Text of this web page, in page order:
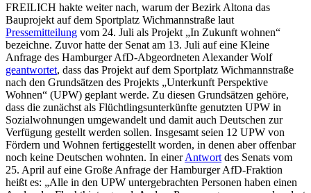
FREILICH hakte weiter nach, warum der Bezirk Altona das
Bauprojekt auf dem Sportplatz Wichmannstraße laut
Pressemitteilung vom 24. Juli als Projekt „In Zukunft wohnen“
bezeichne. Zuvor hatte der Senat am 13. Juli auf eine Kleine
Anfrage des Hamburger AfD-Abgeordneten Alexander Wolf
geantwortet, dass das Projekt auf dem Sportplatz Wichmannstraße
nach den Grundsätzen des Projekts „Unterkunft Perspektive
Wohnen“ (UPW) geplant werde. Zu diesen Grundsätzen gehöre,
dass die zunächst als Flüchtlingsunterkünfte genutzten UPW in
Sozialwohnungen umgewandelt und damit auch Deutschen zur
Verfügung gestellt werden sollen. Insgesamt seien 12 UPW von
Fördern und Wohnen fertiggestellt worden, in denen aber offenbar
noch keine Deutschen wohnten. In einerAntwort des Senats vom
25. April auf eine Große Anfrage der Hamburger AfD-Fraktion
heißt es: „Alle in den UPW untergebrachten Personen haben einen